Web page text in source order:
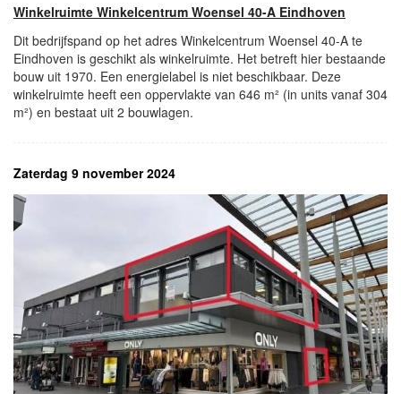
Winkelruimte Winkelcentrum Woensel 40-A Eindhoven
Dit bedrijfspand op het adres Winkelcentrum Woensel 40-A te
Eindhoven is geschikt als winkelruimte. Het betreft hier bestaande
bouw uit 1970. Een energielabel is niet beschikbaar. Deze
winkelruimte heeft een oppervlakte van 646 m² (in units vanaf 304
m²) en bestaat uit 2 bouwlagen.
Zaterdag 9 november 2024